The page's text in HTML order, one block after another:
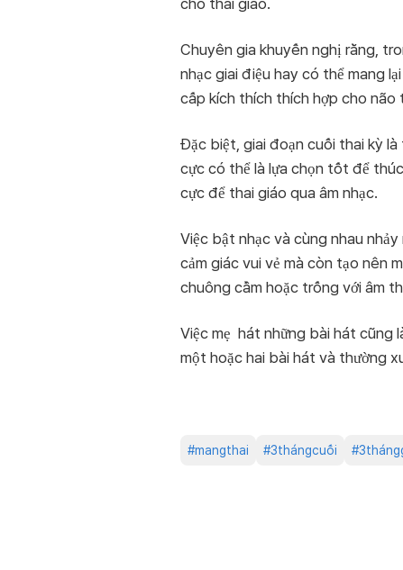
cho thai giáo.
Chuyên gia khuyến nghị rằng,
nhạc giai điệu hay có thể mang
cấp kích thích thích hợp cho não
Đặc biệt, giai đoạn cuối thai kỳ
cực có thể là lựa chọn tốt để
cực để thai giáo qua âm nhạc.
Việc bật nhạc và cùng nhau
cảm giác vui vẻ mà còn tạo nên
chuông cầm hoặc trống với âm
Việc mẹ hát những bài hát cũng
một hoặc hai bài hát và thường
#mangthai #3thángcuối #